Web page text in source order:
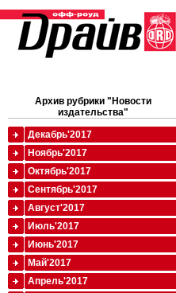
Архив рубрики "Новости
издательства"
Декабрь'2017
Ноябрь'2017
Октябрь'2017
Сентябрь'2017
Август'2017
Июль'2017
Июнь'2017
Май'2017
Апрель'2017